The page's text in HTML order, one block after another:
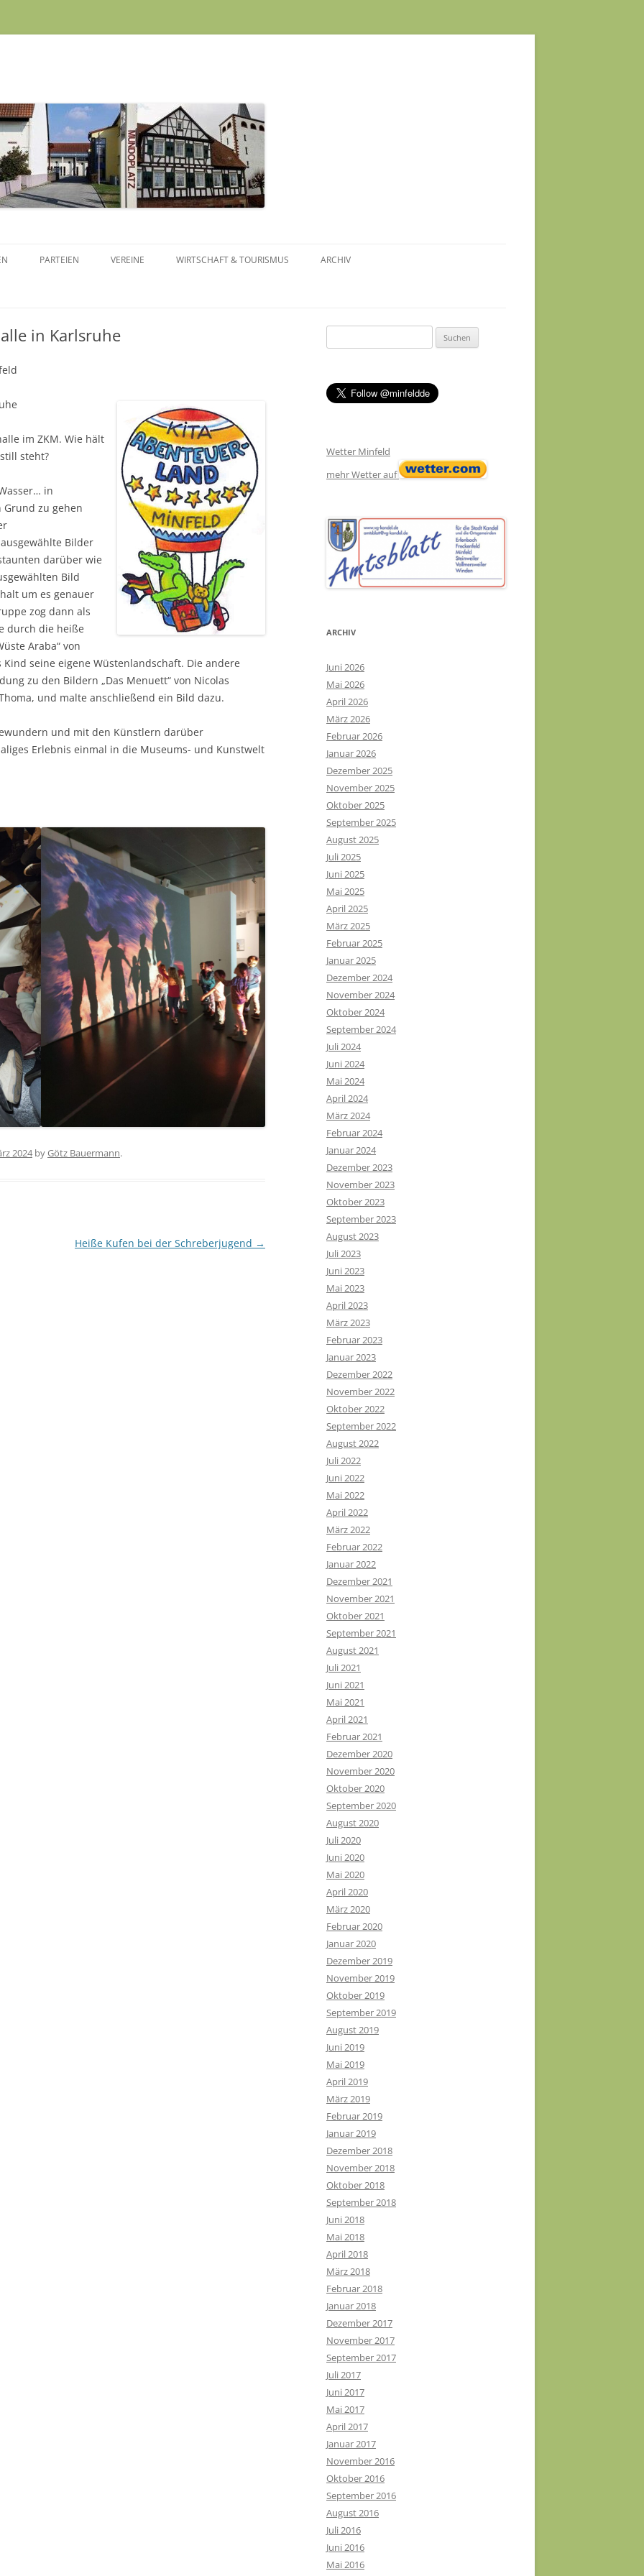
PARTEIEN VEREINE WIRTSCHAFT & TOURISMUS ARCHIV
in Karlsruhe
im ZKM. Wie hält
steht?
in
Grund zu gehen
Bilder
darüber wie
Bild
um es genauer
zog dann als
durch die heiße
Araba“ von
seine eigene Wüstenlandschaft. Die andere
zu den Bildern „Das Menuett“ von Nicolas
und malte anschließend ein Bild dazu.
und mit den Künstlern darüber
Erlebnis einmal in die Museums- und Kunstwelt
2024byGötz Bauermann.
Heiße Kufen bei der Schreberjugend →
nach:
Wetter Minfeld
mehr Wetter auf
ARCHIV
Juni 2026
Mai 2026
April 2026
März 2026
Februar 2026
Januar 2026
Dezember 2025
November 2025
Oktober 2025
September 2025
August 2025
Juli 2025
Juni 2025
Mai 2025
April 2025
März 2025
Februar 2025
Januar 2025
Dezember 2024
November 2024
Oktober 2024
September 2024
Juli 2024
Juni 2024
Mai 2024
April 2024
März 2024
Februar 2024
Januar 2024
Dezember 2023
November 2023
Oktober 2023
September 2023
August 2023
Juli 2023
Juni 2023
Mai 2023
April 2023
März 2023
Februar 2023
Januar 2023
Dezember 2022
November 2022
Oktober 2022
September 2022
August 2022
Juli 2022
Juni 2022
Mai 2022
April 2022
März 2022
Februar 2022
Januar 2022
Dezember 2021
November 2021
Oktober 2021
September 2021
August 2021
Juli 2021
Juni 2021
Mai 2021
April 2021
Februar 2021
Dezember 2020
November 2020
Oktober 2020
September 2020
August 2020
Juli 2020
Juni 2020
Mai 2020
April 2020
März 2020
Februar 2020
Januar 2020
Dezember 2019
November 2019
Oktober 2019
September 2019
August 2019
Juni 2019
Mai 2019
April 2019
März 2019
Februar 2019
Januar 2019
Dezember 2018
November 2018
Oktober 2018
September 2018
Juni 2018
Mai 2018
April 2018
März 2018
Februar 2018
Januar 2018
Dezember 2017
November 2017
September 2017
Juli 2017
Juni 2017
Mai 2017
April 2017
Januar 2017
November 2016
Oktober 2016
September 2016
August 2016
Juli 2016
Juni 2016
Mai 2016